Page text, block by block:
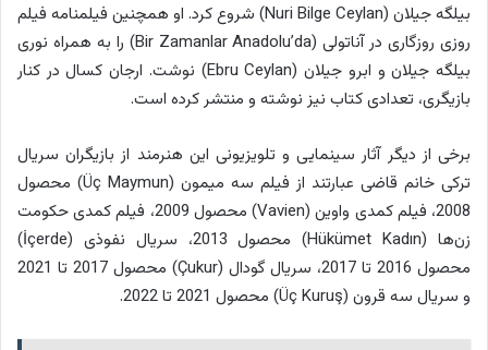
بیلگه جیلان (Nuri Bilge Ceylan) شروع کرد. او همچنین فیلمنامه فیلم
روزی روزگاری در آناتولی (Bir Zamanlar Anadolu’da) را به همراه نوری
بیلگه جیلان و ابرو جیلان (Ebru Ceylan) نوشت. ارجان کسال در کنار
بازیگری، تعدادی کتاب نیز نوشته و منتشر کرده است.
برخی از دیگر آثار سینمایی و تلویزیونی این هنرمند از بازیگران سریال
ترکی خانم قاضی عبارتند از فیلم سه میمون (Üç Maymun) محصول
2008، فیلم کمدی واوین (Vavien) محصول 2009، فیلم کمدی حکومت
زن‌ها (Hükümet Kadın) محصول 2013، سریال نفوذی (İçerde)
محصول 2016 تا 2017، سریال گودال (Çukur) محصول 2017 تا 2021
و سریال سه قرون (Üç Kuruş) محصول 2021 تا 2022.